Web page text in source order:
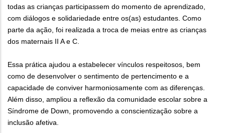
todas as crianças participassem do momento de aprendizado,
com diálogos e solidariedade entre os(as) estudantes. Como
parte da ação, foi realizada a troca de meias entre as crianças
dos maternais II A e C.
Essa prática ajudou a estabelecer vínculos respeitosos, bem
como de desenvolver o sentimento de pertencimento e a
capacidade de conviver harmoniosamente com as diferenças.
Além disso, ampliou a reflexão da comunidade escolar sobre a
Síndrome de Down, promovendo a conscientização sobre a
inclusão afetiva.